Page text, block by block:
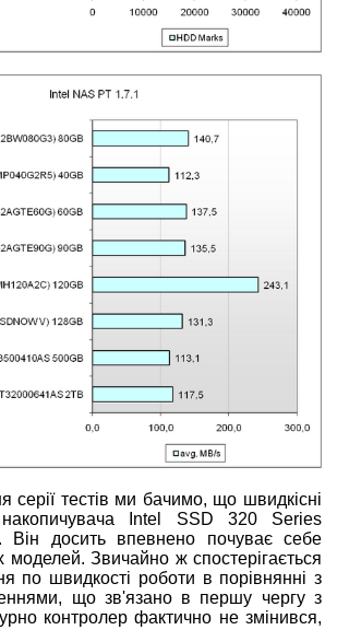
серії тестів ми бачимо, що швидкісні
накопичувача Intel SSD 320 Series
Він досить впевнено почуває себе
Звичайно ж спостерігається
по швидкості роботи в порівнянні з
що зв'язано в першу чергу з
контролер фактично не змінився,